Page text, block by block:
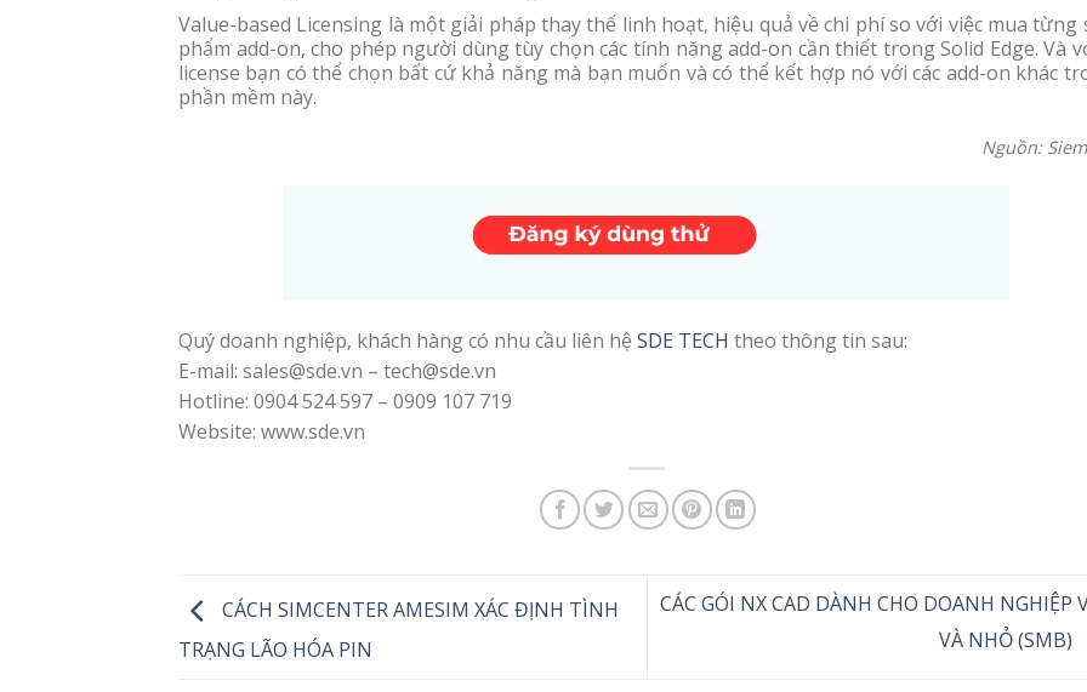
Value-based Licensing là một giải pháp thay thế linh hoạt, hiệu quả về chi phí so với việc mua từng
phẩm add-on, cho phép người dùng tùy chọn các tính năng add-on cần thiết trong Solid Edge. Và
license bạn có thể chọn bất cứ khả năng mà bạn muốn và có thể kết hợp nó với các add-on khác
phần mềm này.
Nguồn:
Quý doanh nghiệp, khách hàng có nhu cầu liên hệ SDE TECH theo thông tin sau:
E-mail: sales@sde.vn – tech@sde.vn
Hotline: 0904 524 597 – 0909 107 719
Website: www.sde.vn
CÁCH SIMCENTER AMESIM XÁC ĐỊNH TÌNH
TRẠNG LÃO HÓA PIN
CÁC GÓI NX CAD DÀNH CHO DOANH NGHIỆP
VÀ NHỎ (SMB)